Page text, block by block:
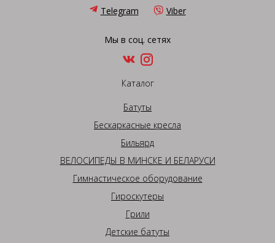
Telegram Viber
Мы в соц. сетях
Каталог
Батуты
Бескаркасные кресла
Бильярд
ВЕЛОСИПЕДЫ В МИНСКЕ И БЕЛАРУСИ
Гимнастическое оборудование
Гироскутеры
Грили
Детские батуты